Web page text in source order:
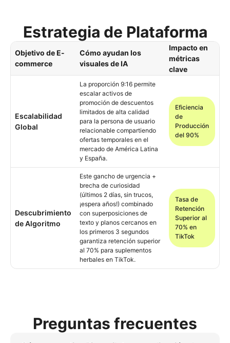
Estrategia de Plataforma
Objetivo de E-
commerce
Cómo ayudan los
visuales de IA
Impacto en
métricas
clave
Escalabilidad
Global
La proporción 9:16 permite
escalar activos de
promoción de descuentos
limitados de alta calidad
para la persona de usuario
relacionable compartiendo
ofertas temporales en el
mercado de América Latina
y España.
Eficiencia
de
Producción
del 90%
Descubrimiento
de Algoritmo
Este gancho de urgencia +
brecha de curiosidad
(últimos 2 días, sin trucos,
¡espera años!) combinado
con superposiciones de
texto y planos cercanos en
los primeros 3 segundos
garantiza retención superior
al 70% para suplementos
herbales en TikTok.
Tasa de
Retención
Superior al
70% en
TikTok
Preguntas frecuentes